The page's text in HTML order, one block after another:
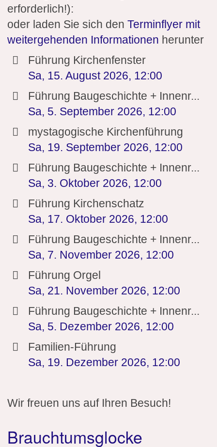
erforderlich!):
oder laden Sie sich den Terminflyer mit
weitergehenden Informationen herunter
Führung Kirchenfenster
Sa, 15. August 2026, 12:00
Führung Baugeschichte + Innenr...
Sa, 5. September 2026, 12:00
mystagogische Kirchenführung
Sa, 19. September 2026, 12:00
Führung Baugeschichte + Innenr...
Sa, 3. Oktober 2026, 12:00
Führung Kirchenschatz
Sa, 17. Oktober 2026, 12:00
Führung Baugeschichte + Innenr...
Sa, 7. November 2026, 12:00
Führung Orgel
Sa, 21. November 2026, 12:00
Führung Baugeschichte + Innenr...
Sa, 5. Dezember 2026, 12:00
Familien-Führung
Sa, 19. Dezember 2026, 12:00
Wir freuen uns auf Ihren Besuch!
Brauchtumsglocke